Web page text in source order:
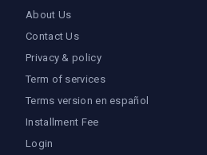
About Us
Contact Us
Privacy & policy
Term of services
Terms version en español
Installment Fee
Login